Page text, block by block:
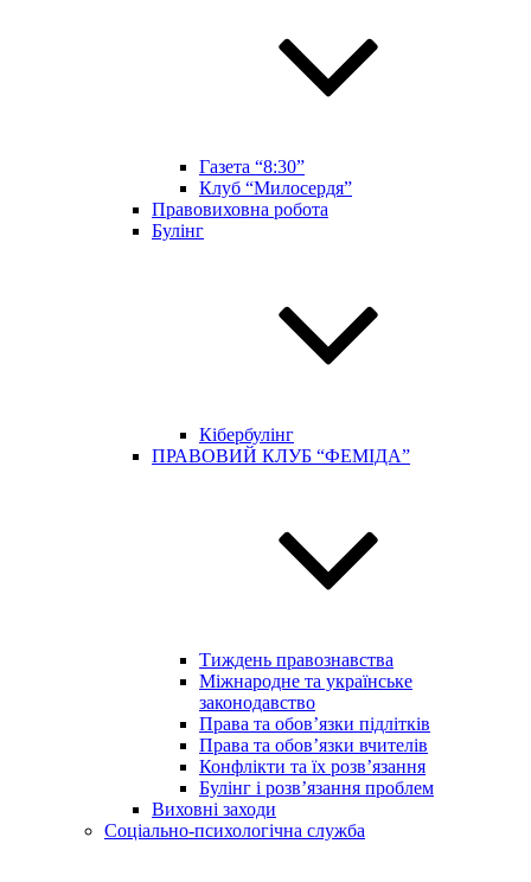
Газета “8:30”
Клуб “Милосердя”
Правовиховна робота
Булінг
Кібербулінг
ПРАВОВИЙ КЛУБ “ФЕМІДА”
Тиждень правознавства
Міжнародне та українське
законодавство
Права та обов’язки підлітків
Права та обов’язки вчителів
Конфлікти та їх розв’язання
Булінг і розв’язання проблем
Виховні заходи
Соціально-психологічна служба